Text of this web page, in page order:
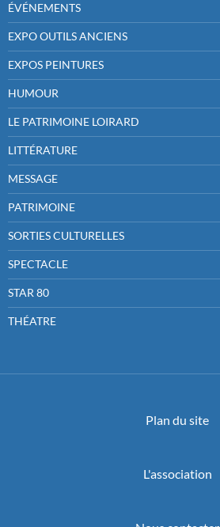
ÉVÉNEMENTS
EXPO OUTILS ANCIENS
EXPOS PEINTURES
HUMOUR
LE PATRIMOINE LOIRARD
LITTÉRATURE
MESSAGE
PATRIMOINE
SORTIES CULTURELLES
SPECTACLE
STAR 80
THÉATRE
Plan du site
L'association